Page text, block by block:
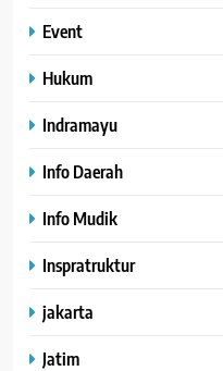
Event
Hukum
Indramayu
Info Daerah
Info Mudik
Inspratruktur
jakarta
Jatim